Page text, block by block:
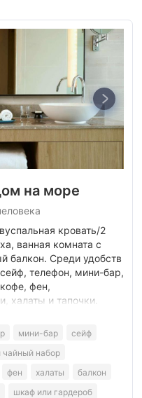
на море
кровать/2
ванная комната с
балкон. Среди удобств
телефон, мини-бар,
фен,
халаты и тапочки.
мини-бар
сейф
чайный набор
фен халаты
балкон
шкаф или гардероб